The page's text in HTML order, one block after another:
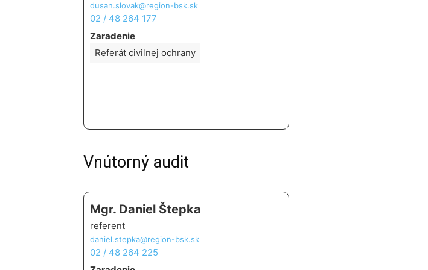
dusan.slovak@region-bsk.sk
02 / 48 264 177
Zaradenie
Referát civilnej ochrany
Vnútorný audit
Mgr. Daniel Štepka
referent
daniel.stepka@region-bsk.sk
02 / 48 264 225